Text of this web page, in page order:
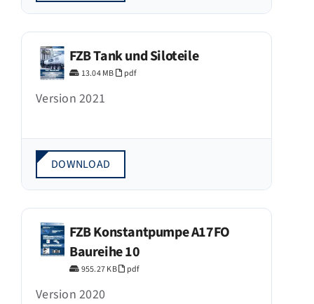
FZB Tank und Siloteile
13.04 MB pdf
Version 2021
DOWNLOAD
FZB Konstantpumpe A17FO
Baureihe 10
955.27 KB pdf
Version 2020